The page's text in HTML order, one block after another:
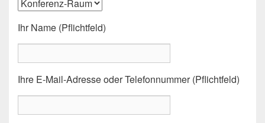
Ihr Name (Pflichtfeld)
Ihre E-Mail-Adresse oder Telefonnummer (Pflichtfeld)